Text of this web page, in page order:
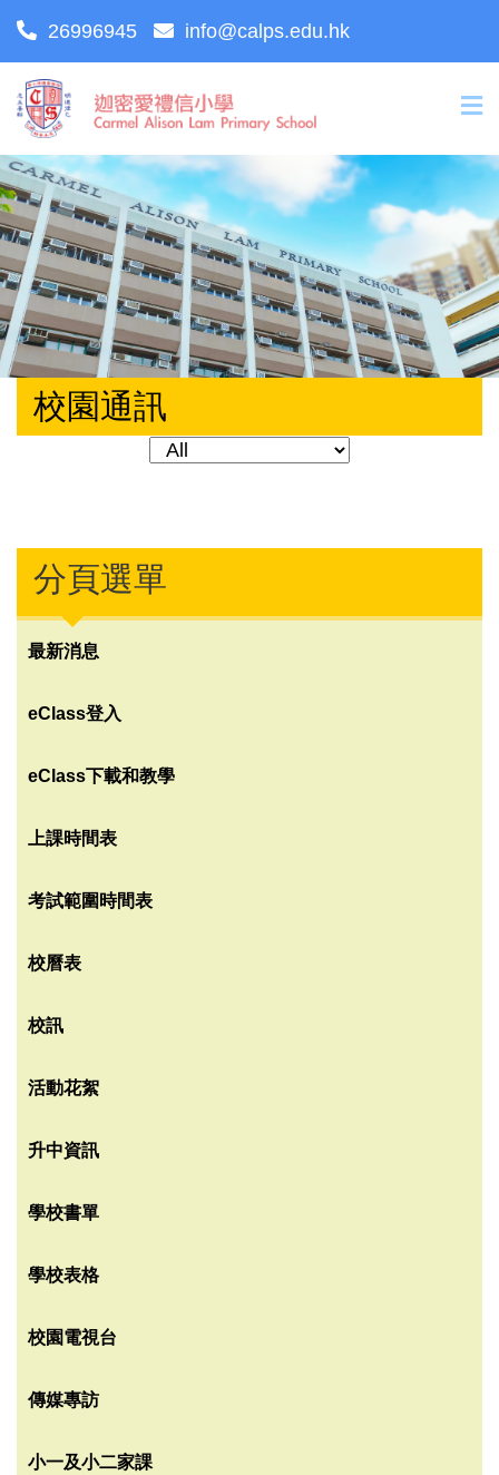
26996945 info@calps.edu.hk
校園通訊
分頁選單
最新消息
eClass登入
eClass下載和教學
上課時間表
考試範圍時間表
校曆表
校訊
活動花絮
升中資訊
學校書單
學校表格
校園電視台
傳媒專訪
小一及小二家課